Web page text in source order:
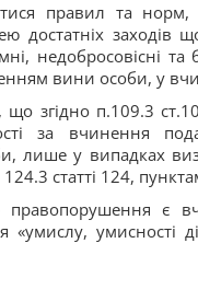
правил та
достатніх
недобросовісні
вини особи, у
що згідно п.109.3
за вчинення
у випадках
статті 124,
правопорушення є
«умислу, умисності